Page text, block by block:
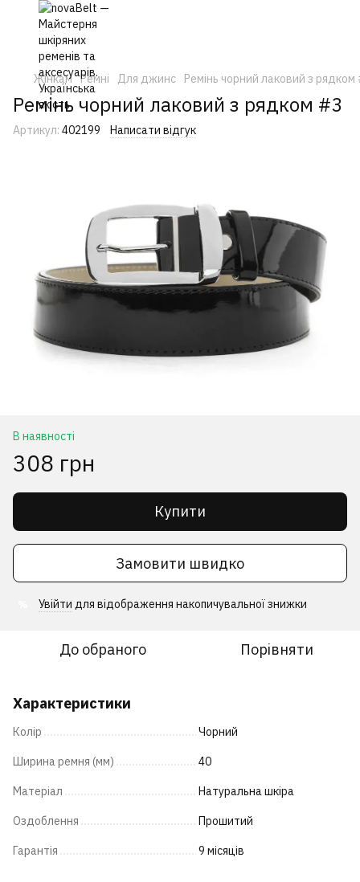
Жінкам Ремні Для джинс Ремінь чорний лаковий з рядком
Ремінь чорний лаковий з рядком #3
Артикул: 402199 Написати відгук
В наявності
308 грн
Купити
Замовити швидко
Увійти для відображення накопичувальної знижки
До обраного Порівняти
Характеристики
Колір Чорний
Ширина ремня (мм) 40
Матеріал Натуральна шкіра
Оздоблення Прошитий
Гарантія 9 місяців